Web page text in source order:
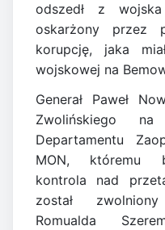
odszedł z
oskarżony przez
korupcję, jaka
wojskowej na
Generał Paweł
Zwolińskiego
Departamentu
MON, któremu
kontrola nad
został
Romualda